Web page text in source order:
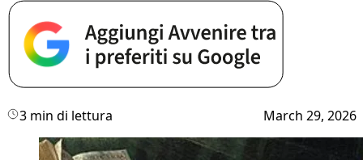
3 min di lettura March 29, 2026